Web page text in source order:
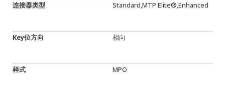
连接器类型 Standard,MTP Elite®,Enhanced
Key位方向 相向
样式 MPO